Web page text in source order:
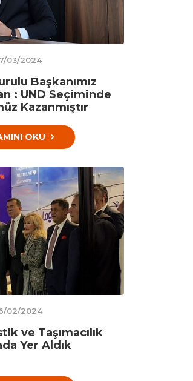
03/2024
Başkanımız
: UND Seçiminde
Kazanmıştır
OKU
02/2024
ve Taşımacılık
Yer Aldık